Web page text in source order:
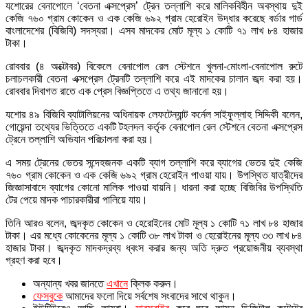
যশোরের বেনাপোলে ‘বেতনা এক্সপ্রেস’ ট্রেন তল্লাশি করে মালিকবিহীন অবস্থায় দুই
কেজি ৭৬০ গ্রাম কোকেন ও এক কেজি ৬৯২ গ্রাম হেরোইন উদ্ধার করেছে বর্ডার গার্ড
বাংলাদেশের (বিজিবি) সদস্যরা। এসব মাদকের মোট মূল্য ১ কোটি ৭১ লাখ ৮৪ হাজার
টাকা।
রোববার (৪ অক্টোবর) বিকেলে বেনাপোল রেল স্টেশনে খুলনা-মোংলা-বেনাপোল রুটে
চলাচলকারী বেতনা এক্সপ্রেস ট্রেনটি তল্লাশি করে এই মাদকের চালান জব্দ করা হয়।
রোববার দিবাগত রাতে এক প্রেস বিজ্ঞপ্তিতে এ তথ্য জানানো হয়।
যশোর ৪৯ বিজিবি ব্যাটালিয়নের অধিনায়ক লেফটেন্যান্ট কর্নেল সাইফুল্লাহ সিদ্দিকী বলেন,
গোয়েন্দা তথ্যের ভিত্তিতে একটি টহলদল কর্তৃক বেনাপোল রেল স্টেশনে বেতনা এক্সপ্রেস
ট্রেনে তল্লাশি অভিযান পরিচালনা করা হয়।
এ সময় ট্রেনের ভেতর সন্দেহজনক একটি ব্যাগ তল্লাশি করে ব্যাগের ভেতর দুই কেজি
৭৬০ গ্রাম কোকেন ও এক কেজি ৬৯২ গ্রাম হেরোইন পাওয়া যায়। উপস্থিত যাত্রীদের
জিজ্ঞাসাবাদে ব্যাগের কোনো মালিক পাওয়া যায়নি। ধারনা করা হচ্ছে বিজিবির উপস্থিতি
টের পেয়ে মাদক পাচারকারীরা পালিয়ে যায়।
তিনি আরও বলেন, জব্দকৃত কোকেন ও হেরোইনের মোট মূল্য ১ কোটি ৭১ লাখ ৮৪ হাজার
টাকা। এর মধ্যে কোকেনের মূল্য ১ কোটি ৩৮ লাখ টাকা ও হেরোইনের মূল্য ৩৩ লাখ ৮৪
হাজার টাকা। জব্দকৃত মাদকদ্রব্য ধ্বংস করার জন্য অতি দ্রুত প্রয়োজনীয় ব্যবস্থা
গ্রহণ করা হবে।
অন্যান্য খবর জানতে এখানে ক্লিক করুন।
ফেসবুকে আমাদের ফলো দিয়ে সর্বশেষ সংবাদের সাথে থাকুন।